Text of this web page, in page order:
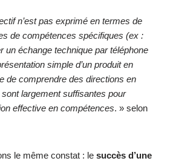
n’est pas exprimé en termes de
de compétences spécifiques (ex :
un échange technique par téléphone
simple d’un produit en
de comprendre des directions en
largement suffisantes pour
effective en compétences. » selon
le même constat : lesuccès d’une